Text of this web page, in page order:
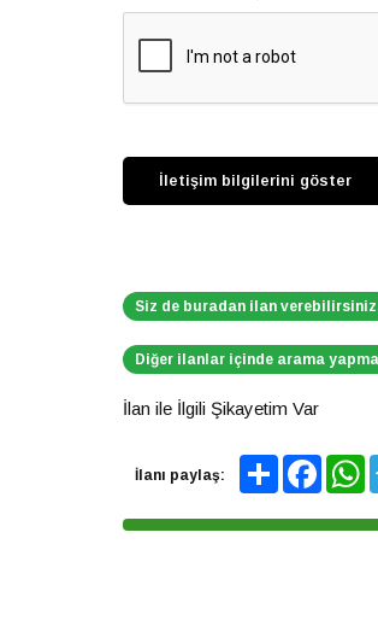
Siz de buradan ilan
Diğer ilanlar içinde arama
İlan ile İlgili Şikayetim Var
İlanı paylaş:
Share